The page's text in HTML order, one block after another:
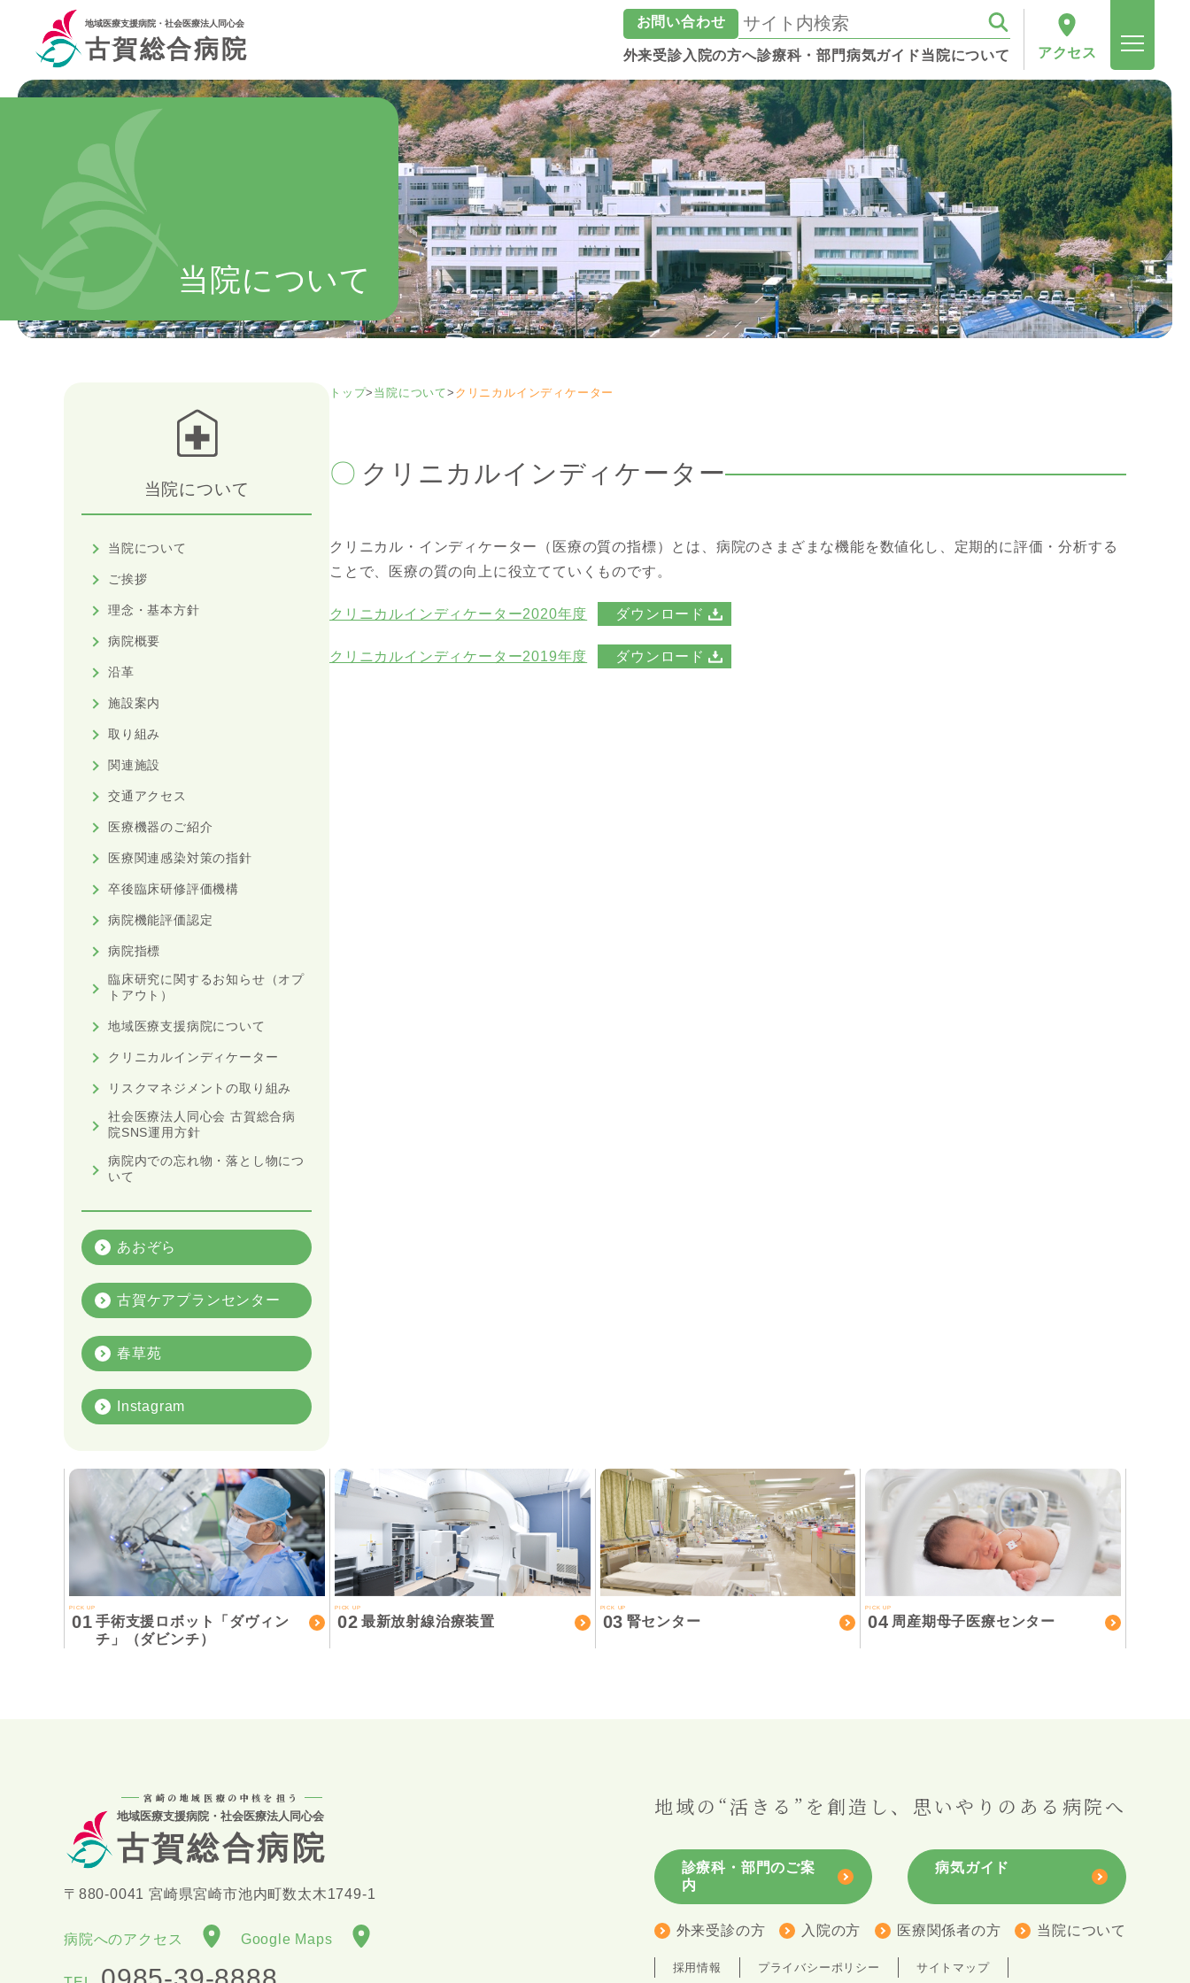
地域医療支援病院・社会医療法人同心会
古賀総合病院
お問い合わせ
外来受診入院の方へ診療科・部門病気ガイド当院について アクセス
当院について
当院について
当院について
ご挨拶
理念・基本方針
病院概要
沿革
施設案内
取り組み
関連施設
交通アクセス
医療機器のご紹介
医療関連感染対策の指針
卒後臨床研修評価機構
病院機能評価認定
病院指標
臨床研究に関するお知らせ（オプ
トアウト）
地域医療支援病院について
クリニカルインディケーター
リスクマネジメントの取り組み
社会医療法人同心会 古賀総合病
院SNS運用方針
病院内での忘れ物・落とし物につ
いて
あおぞら
古賀ケアプランセンター
春草苑
Instagram
トップ> 当院について> クリニカルインディケーター
クリニカルインディケーター
クリニカル・インディケーター（医療の質の指標）とは、病院のさまざまな機能を数値化し、定期的に評価・分析する
ことで、医療の質の向上に役立てていくものです。
クリニカルインディケーター2020年度 ダウンロード
クリニカルインディケーター2019年度 ダウンロード
PICK UP
01 手術支援ロボット「ダヴィン
チ」（ダビンチ）
PICK UP
02 最新放射線治療装置
PICK UP
03 腎センター
PICK UP
04 周産期母子医療センター
宮崎の地域医療の中核を担う
地域医療支援病院・社会医療法人同心会
古賀総合病院
〒880-0041 宮崎県宮崎市池内町数太木1749-1
病院へのアクセス Google Maps
地域の“活きる”を創造し、 思いやりのある病院へ
診療科・部門のご案
内
病気ガイド
外来受診の方 入院の方 医療関係者の方 当院について
採用情報 プライバシーポリシー サイトマップ